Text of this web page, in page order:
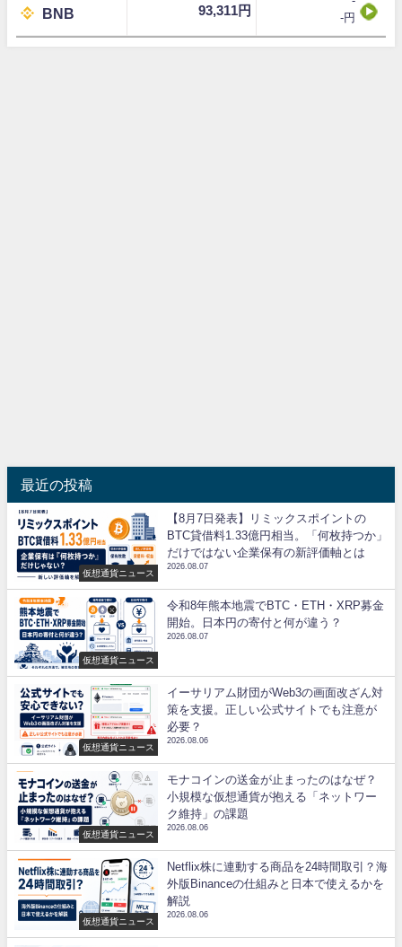
BNB 93,311円
-円
最近の投稿
仮想通貨ニュース
【8月7日発表】リミックスポイントの
BTC貸借料1.33億円相当。「何枚持つか」
だけではない企業保有の新評価軸とは
2026.08.07
仮想通貨ニュース
令和8年熊本地震でBTC・ETH・XRP募金
開始。日本円の寄付と何が違う？
2026.08.07
仮想通貨ニュース
イーサリアム財団がWeb3の画面改ざん対
策を支援。正しい公式サイトでも注意が
必要？
2026.08.06
仮想通貨ニュース
モナコインの送金が止まったのはなぜ？
小規模な仮想通貨が抱える「ネットワー
ク維持」の課題
2026.08.06
仮想通貨ニュース
Netflix株に連動する商品を24時間取引？海
外版Binanceの仕組みと日本で使えるかを
解説
2026.08.06